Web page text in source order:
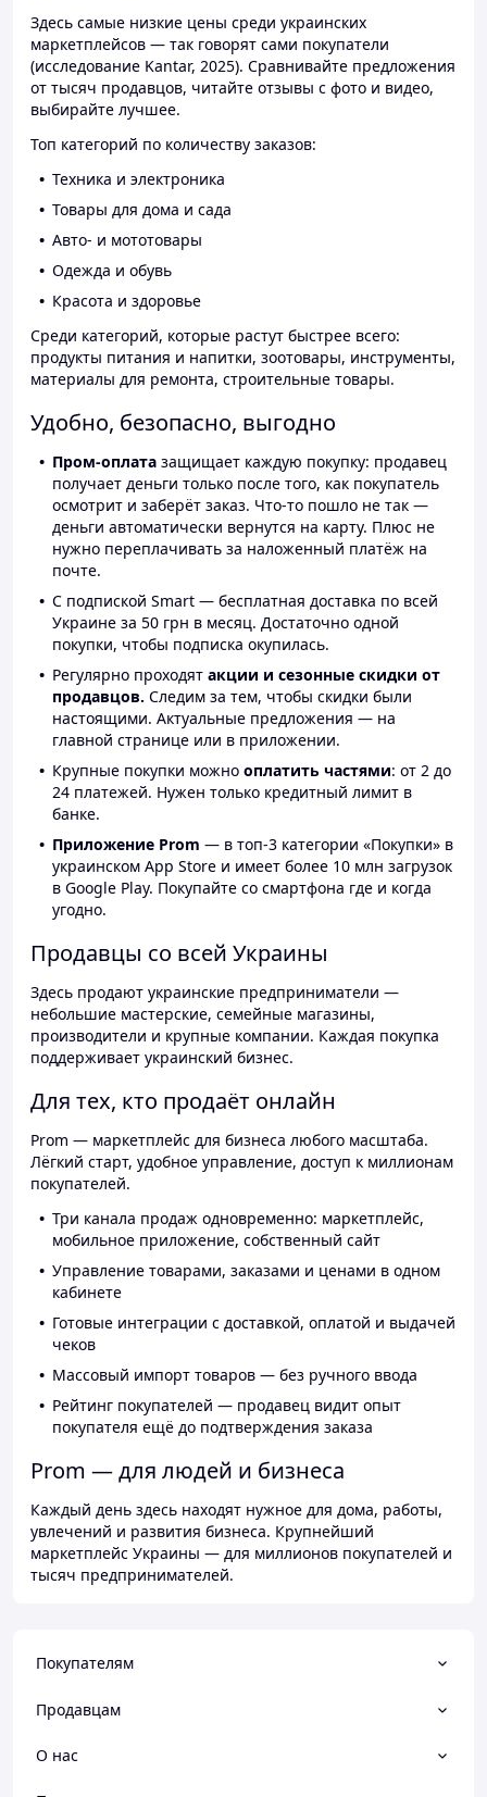
Здесь самые низкие цены среди украинских
маркетплейсов — так говорят сами покупатели
(исследование Kantar, 2025). Сравнивайте предложения
от тысяч продавцов, читайте отзывы с фото и видео,
выбирайте лучшее.
Топ категорий по количеству заказов:
Техника и электроника
Товары для дома и сада
Авто- и мототовары
Одежда и обувь
Красота и здоровье
Среди категорий, которые растут быстрее всего:
продукты питания и напитки, зоотовары, инструменты,
материалы для ремонта, строительные товары.
Удобно, безопасно, выгодно
Пром-оплата защищает каждую покупку: продавец
получает деньги только после того, как покупатель
осмотрит и заберёт заказ. Что-то пошло не так —
деньги автоматически вернутся на карту. Плюс не
нужно переплачивать за наложенный платёж на
почте.
С подпиской Smart — бесплатная доставка по всей
Украине за 50 грн в месяц. Достаточно одной
покупки, чтобы подписка окупилась.
Регулярно проходят акции и сезонные скидки от
продавцов. Следим за тем, чтобы скидки были
настоящими. Актуальные предложения — на
главной странице или в приложении.
Крупные покупки можно оплатить частями: от 2 до
24 платежей. Нужен только кредитный лимит в
банке.
Приложение Prom — в топ-3 категории «Покупки» в
украинском App Store и имеет более 10 млн загрузок
в Google Play. Покупайте со смартфона где и когда
угодно.
Продавцы со всей Украины
Здесь продают украинские предприниматели —
небольшие мастерские, семейные магазины,
производители и крупные компании. Каждая покупка
поддерживает украинский бизнес.
Для тех, кто продаёт онлайн
Prom — маркетплейс для бизнеса любого масштаба.
Лёгкий старт, удобное управление, доступ к миллионам
покупателей.
Три канала продаж одновременно: маркетплейс,
мобильное приложение, собственный сайт
Управление товарами, заказами и ценами в одном
кабинете
Готовые интеграции с доставкой, оплатой и выдачей
чеков
Массовый импорт товаров — без ручного ввода
Рейтинг покупателей — продавец видит опыт
покупателя ещё до подтверждения заказа
Prom — для людей и бизнеса
Каждый день здесь находят нужное для дома, работы,
увлечений и развития бизнеса. Крупнейший
маркетплейс Украины — для миллионов покупателей и
тысяч предпринимателей.
Покупателям
Продавцам
О нас